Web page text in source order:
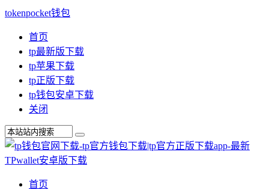
tokenpocket钱包
首页
tp最新版下载
tp苹果下载
tp正版下载
tp钱包安卓下载
关闭
首页